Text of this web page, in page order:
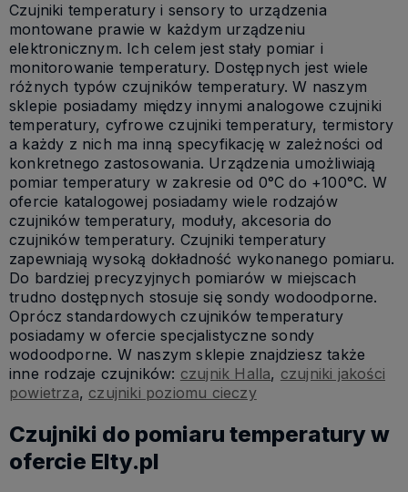
Czujniki temperatury i sensory to urządzenia
montowane prawie w każdym urządzeniu
elektronicznym. Ich celem jest stały pomiar i
monitorowanie temperatury. Dostępnych jest wiele
różnych typów czujników temperatury. W naszym
sklepie posiadamy między innymi analogowe czujniki
temperatury, cyfrowe czujniki temperatury, termistory
a każdy z nich ma inną specyfikację w zależności od
konkretnego zastosowania. Urządzenia umożliwiają
pomiar temperatury w zakresie od 0°C do +100°C. W
ofercie katalogowej posiadamy wiele rodzajów
czujników temperatury, moduły, akcesoria do
czujników temperatury. Czujniki temperatury
zapewniają wysoką dokładność wykonanego pomiaru.
Do bardziej precyzyjnych pomiarów w miejscach
trudno dostępnych stosuje się sondy wodoodporne.
Oprócz standardowych czujników temperatury
posiadamy w ofercie specjalistyczne sondy
wodoodporne. W naszym sklepie znajdziesz także
inne rodzaje czujników: czujnik Halla, czujniki jakości
powietrza, czujniki poziomu cieczy
Czujniki do pomiaru temperatury w
ofercie Elty.pl